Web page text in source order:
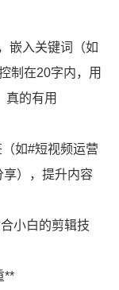
嵌入关键词（如
制在20字内，用
真的有用
如#短视频运营
），提升内容
小白的剪辑技
**